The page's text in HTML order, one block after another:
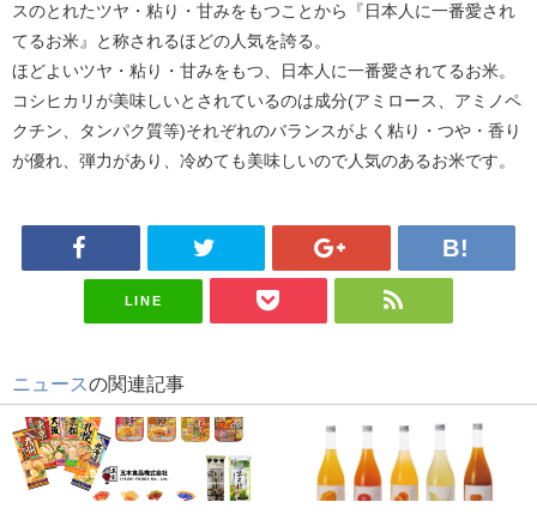
スのとれたツヤ・粘り・甘みをもつことから『日本人に一番愛され
てるお米』と称されるほどの人気を誇る。
ほどよいツヤ・粘り・甘みをもつ、日本人に一番愛されてるお米。
コシヒカリが美味しいとされているのは成分(アミロース、アミノペ
クチン、タンパク質等)それぞれのバランスがよく粘り・つや・香り
が優れ、弾力があり、冷めても美味しいので人気のあるお米です。
LINE
ニュースの関連記事